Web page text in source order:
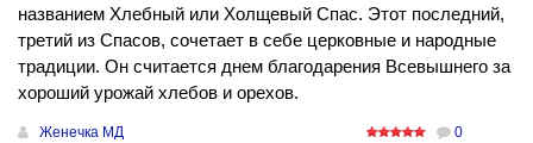
названием Хлебный или Холщевый Спас. Этот последний,
третий из Спасов, сочетает в себе церковные и народные
традиции. Он считается днем благодарения Всевышнего за
хороший урожай хлебов и орехов.
Женечка МД 0